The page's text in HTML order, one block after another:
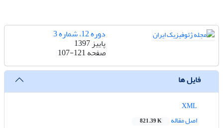
دوره 12، شماره 3
پاییز 1397
صفحه107-121
فایل ها
اصل مقاله
821.39 K